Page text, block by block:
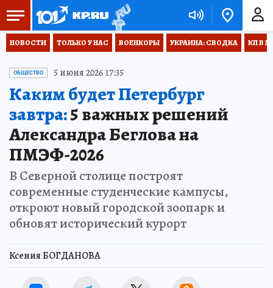
НОВОСТИ ТОЛЬКО У НАС ВОЕНКОРЫ УКРАИНА: СВОДКА КП В
ОБЩЕСТВО 5 июня 2026 17:35
Каким будет Петербург
завтра:5 важных решений
Александра Беглова на
ПМЭФ-2026
В Северной столице построят
современные студенческие кампусы,
откроют новый городской зоопарк и
обновят исторический курорт
Ксения БОГДАНОВА